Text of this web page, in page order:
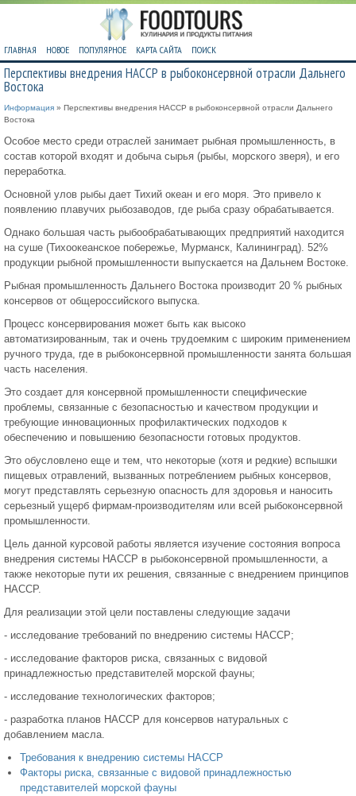
ГЛАВНАЯ НОВОЕ ПОПУЛЯРНОЕ КАРТА САЙТА ПОИСК
Перспективы внедрения НАССР в рыбоконсервной отрасли Дальнего
Востока
Информация » Перспективы внедрения НАССР в рыбоконсервной отрасли Дальнего
Востока
Особое место среди отраслей занимает рыбная промышленность, в
состав которой входят и добыча сырья (рыбы, морского зверя), и его
переработка.
Основной улов рыбы дает Тихий океан и его моря. Это привело к
появлению плавучих рыбозаводов, где рыба сразу обрабатывается.
Однако большая часть рыбообрабатывающих предприятий находится
на суше (Тихоокеанское побережье, Мурманск, Калининград). 52%
продукции рыбной промышленности выпускается на Дальнем Востоке.
Рыбная промышленность Дальнего Востока производит 20 % рыбных
консервов от общероссийского выпуска.
Процесс консервирования может быть как высоко
автоматизированным, так и очень трудоемким с широким применением
ручного труда, где в рыбоконсервной промышленности занята большая
часть населения.
Это создает для консервной промышленности специфические
проблемы, связанные с безопасностью и качеством продукции и
требующие инновационных профилактических подходов к
обеспечению и повышению безопасности готовых продуктов.
Это обусловлено еще и тем, что некоторые (хотя и редкие) вспышки
пищевых отравлений, вызванных потреблением рыбных консервов,
могут представлять серьезную опасность для здоровья и наносить
серьезный ущерб фирмам-производителям или всей рыбоконсервной
промышленности.
Цель данной курсовой работы является изучение состояния вопроса
внедрения системы НАССР в рыбоконсервной промышленности, а
также некоторые пути их решения, связанные с внедрением принципов
НАССР.
Для реализации этой цели поставлены следующие задачи
- исследование требований по внедрению системы НАССР;
- исследование факторов риска, связанных с видовой
принадлежностью представителей морской фауны;
- исследование технологических факторов;
- разработка планов НАССР для консервов натуральных с
добавлением масла.
Требования к внедрению системы НАССР
Факторы риска, связанные с видовой принадлежностью
представителей морской фауны